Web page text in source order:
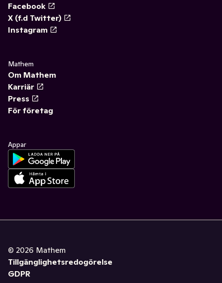
Facebook
X (f.d Twitter)
Instagram
Mathem
Om Mathem
Karriär
Press
För företag
Appar
© 2026 Mathem
Tillgänglighetsredogörelse
GDPR